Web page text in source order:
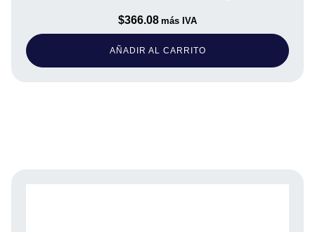
$366.08 más IVA
AÑADIR AL CARRITO